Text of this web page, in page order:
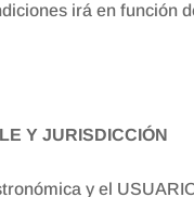
irá en función
Y JURISDICCIÓN
y el